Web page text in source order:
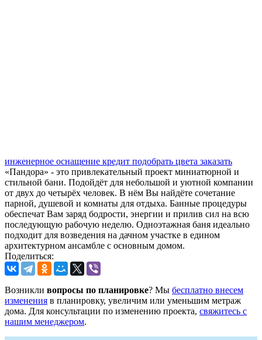
инженерное оснащение кредит подобрать цвета заказать
«Пандора» - это привлекательный проект миниатюрной и
стильной бани. Подойдёт для небольшой и уютной компании
от двух до четырёх человек. В нём Вы найдёте сочетание
парной, душевой и комнаты для отдыха. Банные процедуры
обеспечат Вам заряд бодрости, энергии и прилив сил на всю
последующую рабочую неделю. Одноэтажная баня идеально
подходит для возведения на дачном участке в едином
архитектурном ансамбле с основным домом.
Поделиться:
Возникли вопросы по планировке? Мы бесплатно внесем
изменения в планировку, увеличим или уменьшим метраж
дома. Для консультации по изменению проекта, свяжитесь с
нашим менеджером.